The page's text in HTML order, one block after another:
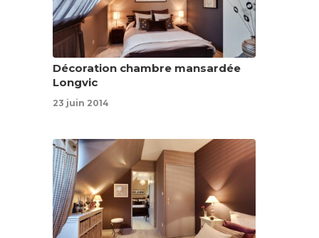
Décoration chambre mansardée
Longvic
23 juin 2014